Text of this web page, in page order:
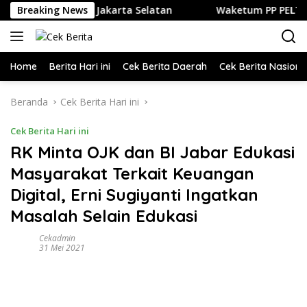
Langsung
ke
konten
Breaking News
Kuliner di Jakarta Selatan Waketum PP PELTI
Home Berita Hari ini Cek Berita Daerah Cek Berita
Beranda Cek Berita Hari ini
Cek Berita Hari ini
RK Minta OJK dan BI Jabar Edukasi
Masyarakat Terkait Keuangan
Digital, Erni Sugiyanti Ingatkan
Masalah Selain Edukasi
Cekadmin
31 Mei 2021